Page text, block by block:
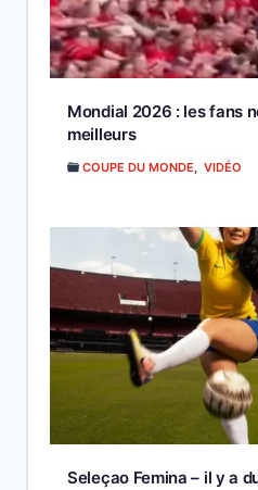
Mondial 2026 : les fans
meilleurs
COUPE DU MONDE, VIDÉO
Seleçao Femina – il y a